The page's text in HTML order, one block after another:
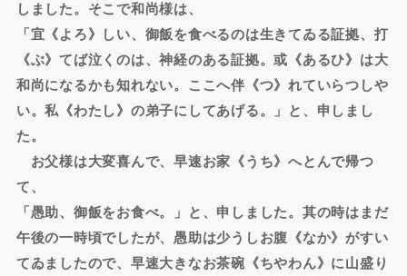
しました。そこで和尚様は、
「宜《よろ》しい、御飯を食べるのは生きてゐる証拠、打
《ぶ》てば泣くのは、神経のある証拠。或《あるひ》は大
和尚になるかも知れない。ここへ伴《つ》れていらつしや
い。私《わたし》の弟子にしてあげる。」と、申しまし
た。
お父様は大変喜んで、早速お家《うち》へとんで帰つ
て、
「愚助、御飯をお食べ。」と、申しました。其の時はまだ
午後の一時頃でしたが、愚助は少うしお腹《なか》がすい
てゐましたので、早速大きなお茶碗《ちやわん》に山盛り